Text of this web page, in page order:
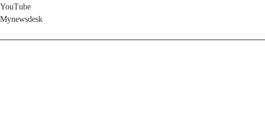
YouTube
Mynewsdesk